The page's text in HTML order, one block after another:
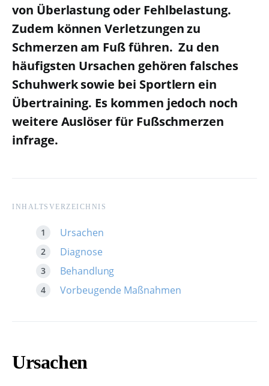
von Überlastung oder Fehlbelastung.
Zudem können Verletzungen zu
Schmerzen am Fuß führen. Zu den
häufigsten Ursachen gehören falsches
Schuhwerk sowie bei Sportlern ein
Übertraining. Es kommen jedoch noch
weitere Auslöser für Fußschmerzen
infrage.
INHALTSVERZEICHNIS
Ursachen
Diagnose
Behandlung
Vorbeugende Maßnahmen
Ursachen